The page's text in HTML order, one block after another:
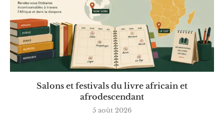
Salons et festivals du livre africain et
afrodescendant
5 août 2026